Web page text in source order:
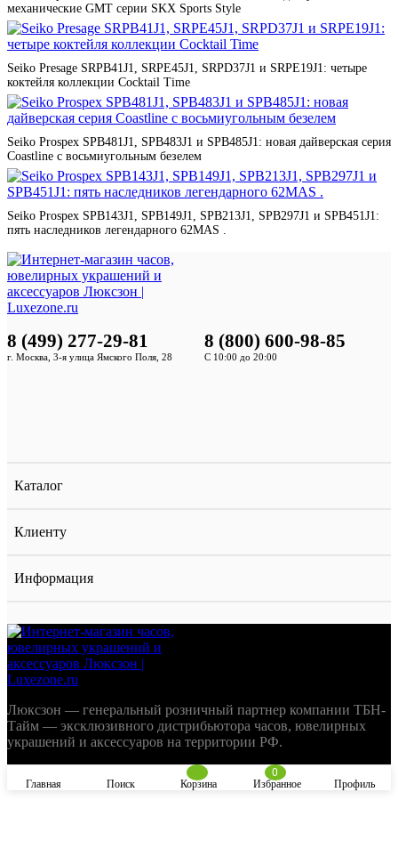
механические GMT серии SKX Sports Style
Seiko Presage SRPB41J1, SRPE45J1, SRPD37J1 и SRPE19J1: четыре
коктейля коллекции Cocktail Time
Seiko Prospex SPB481J1, SPB483J1 и SPB485J1: новая дайверская серия
Coastline с восьмиугольным безелем
Seiko Prospex SPB143J1, SPB149J1, SPB213J1, SPB297J1 и SPB451J1:
пять наследников легендарного 62MAS .
Каталог
Клиенту
Информация
8 (499) 277-29-81
г. Москва, 3-я улица Ямского Поля, 28
8 (800) 600-98-85
С 10:00 до 20:00
Люксзон — генеральный розничный партнер компании ТБН-
Тайм — эксклюзивного дистрибьютора часов, ювелирных
украшений и аксессуаров на территории РФ.
Главная Поиск Корзина
0
Избранное
Профиль